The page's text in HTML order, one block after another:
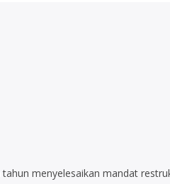
menyelesaikan mandat